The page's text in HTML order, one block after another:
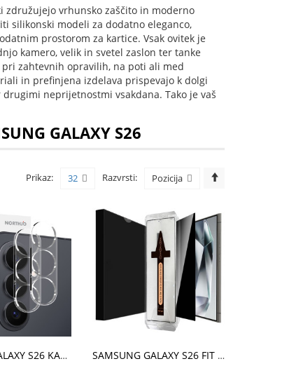
združujejo vrhunsko zaščito in moderno
silikonski modeli za dodatno eleganco,
prostorom za kartice. Vsak ovitek je
kamero, velik in svetel zaslon ter tanke
zahtevnih opravilih, na poti ali med
in prefinjena izdelava prispevajo k dolgi
neprijetnostmi vsakdana. Tako je vaš
GALAXY S26
Razvrsti: Pozicija
Prikaz: 32
SAMSUNG GALAXY S26 KALJENO STEKLO ZA ZADNJO KAMERO - FULL 2KOM
SAMSUNG GALAXY S26 FIT KALJENO STEKLO S POTISKOM ČRN - ANTI-SPY